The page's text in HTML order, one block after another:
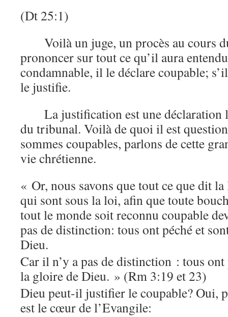
(Dt 25:1)
Voilà un juge, un procès au cours
prononcer sur tout ce qu’il aura
condamnable, il le déclare coupable;
le justifie.
La justification est une déclaration
du tribunal. Voilà de quoi il est
sommes coupables, parlons de cette
vie chrétienne.
« Or, nous savons que tout ce que dit
qui sont sous la loi, afin que toute
tout le monde soit reconnu coupable
pas de distinction: tous ont péché et
Dieu.
Car il n’y a pas de distinction : tous
la gloire de Dieu. » (Rm 3:19 et 23)
Dieu peut-il justifier le coupable? Oui,
est le cœur de l’Evangile: